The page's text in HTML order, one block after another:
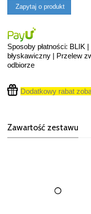
Zapytaj o produkt
Sposoby płatności: BLIK
błyskawiczny | Przelew
odbiorze
Dodatkowy rabat
Zawartość zestawu